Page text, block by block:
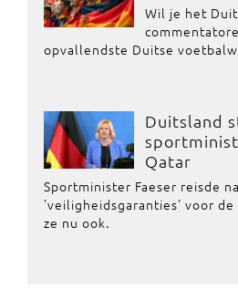
Wil je het
opvallendste Duitse
Duitsland
Qatar
Sportminister Faeser reisde
'veiligheidsgaranties' voor de
ze nu ook.